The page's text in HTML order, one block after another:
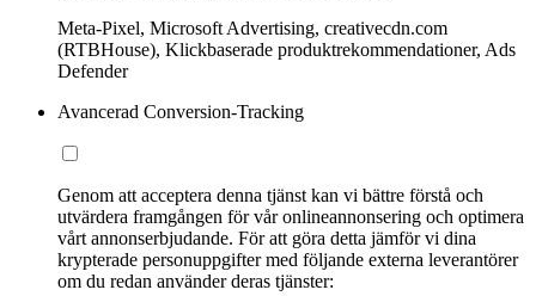
Meta-Pixel, Microsoft Advertising, creativecdn.com
(RTBHouse), Klickbaserade produktrekommendationer, Ads
Defender
Avancerad Conversion-Tracking
Genom att acceptera denna tjänst kan vi bättre förstå och
utvärdera framgången för vår onlineannonsering och optimera
vårt annonserbjudande. För att göra detta jämför vi dina
krypterade personuppgifter med följande externa leverantörer
om du redan använder deras tjänster: